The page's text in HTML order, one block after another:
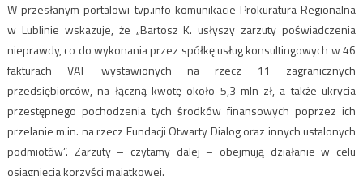
W przesłanym portalowi tvp.info komunikacie Prokuratura Regionalna
w Lublinie wskazuje, że „Bartosz K. usłyszy zarzuty poświadczenia
nieprawdy, co do wykonania przez spółkę usług konsultingowych w 46
fakturach VAT wystawionych na rzecz 11 zagranicznych
przedsiębiorców, na łączną kwotę około 5,3 mln zł, a także ukrycia
przestępnego pochodzenia tych środków finansowych poprzez ich
przelanie m.in. na rzecz Fundacji Otwarty Dialog oraz innych ustalonych
podmiotów”. Zarzuty – czytamy dalej – obejmują działanie w celu
osiągnięcia korzyści majątkowej.